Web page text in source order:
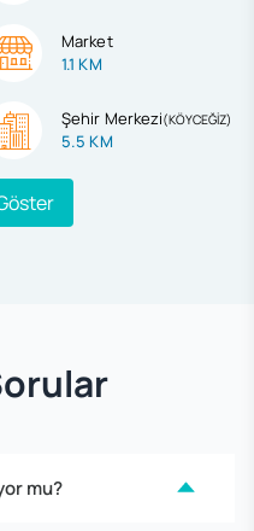
Market
1.1 KM
Şehir Merkezi(KÖYCEĞİZ)
5.5 KM
mu?